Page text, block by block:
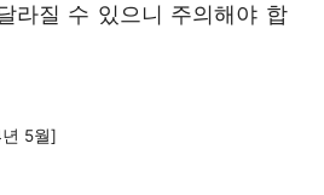
라질 수 있으니 주의해야 합
5월]